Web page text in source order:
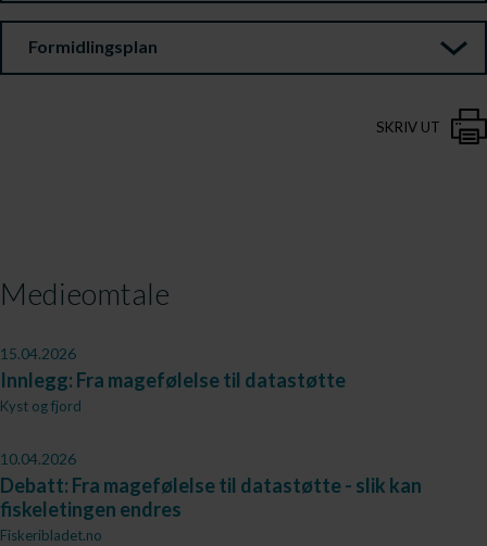
Formidlingsplan
SKRIV UT
Medieomtale
15.04.2026
Innlegg: Fra magefølelse til datastøtte
Kyst og fjord
10.04.2026
Debatt: Fra magefølelse til datastøtte - slik kan
fiskeletingen endres
Fiskeribladet.no